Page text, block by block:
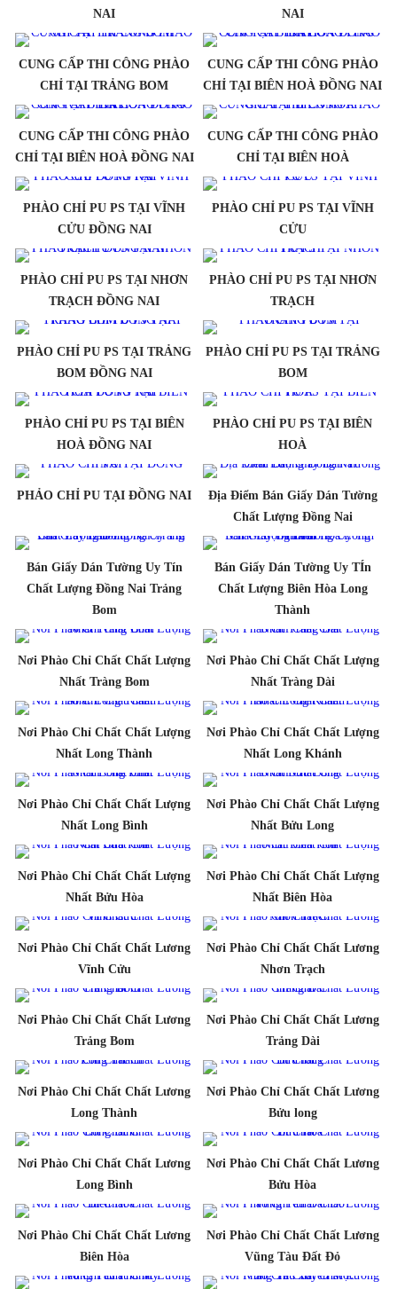
NAI NAI
CUNG CẤP THI CÔNG PHÀO
CHỈ TẠI TRẢNG BOM
CUNG CẤP THI CÔNG PHÀO
CHỈ TẠI BIÊN HOÀ ĐỒNG NAI
CUNG CẤP THI CÔNG PHÀO
CHỈ TẠI BIÊN HOÀ ĐỒNG NAI
CUNG CẤP THI CÔNG PHÀO
CHỈ TẠI BIÊN HOÀ
PHÀO CHỈ PU PS TẠI VĨNH
CỬU ĐỒNG NAI
PHÀO CHỈ PU PS TẠI VĨNH
CỬU
PHÀO CHỈ PU PS TẠI NHƠN
TRẠCH ĐỒNG NAI
PHÀO CHỈ PU PS TẠI NHƠN
TRẠCH
PHÀO CHỈ PU PS TẠI TRẢNG
BOM ĐỒNG NAI
PHÀO CHỈ PU PS TẠI TRẢNG
BOM
PHÀO CHỈ PU PS TẠI BIÊN
HOÀ ĐỒNG NAI
PHÀO CHỈ PU PS TẠI BIÊN
HOÀ
PHẢO CHỈ PU TẠI ĐỒNG NAI
Địa Điểm Bán Giấy Dán Tường
Chất Lượng Đồng Nai
Bán Giấy Dán Tường Uy Tín
Chất Lượng Đồng Nai Trảng
Bom
Bán Giấy Dán Tường Uy TÍn
Chất Lượng Biên Hòa Long
Thành
Nơi Phào Chỉ Chất Chất Lượng
Nhất Tràng Bom
Nơi Phào Chỉ Chất Chất Lượng
Nhất Tràng Dài
Nơi Phào Chỉ Chất Chất Lượng
Nhất Long Thành
Nơi Phào Chỉ Chất Chất Lượng
Nhất Long Khánh
Nơi Phào Chỉ Chất Chất Lượng
Nhất Long Bình
Nơi Phào Chỉ Chất Chất Lượng
Nhất Bửu Long
Nơi Phào Chỉ Chất Chất Lượng
Nhất Bửu Hòa
Nơi Phào Chỉ Chất Chất Lượng
Nhất Biên Hòa
Nơi Phào Chỉ Chất Chất Lương
Vĩnh Cửu
Nơi Phào Chỉ Chất Chất Lương
Nhơn Trạch
Nơi Phào Chỉ Chất Chất Lương
Trảng Bom
Nơi Phào Chỉ Chất Chất Lương
Trảng Dài
Nơi Phào Chỉ Chất Chất Lương
Long Thành
Nơi Phào Chỉ Chất Chất Lương
Bửu long
Nơi Phào Chỉ Chất Chất Lương
Long Bình
Nơi Phào Chỉ Chất Chất Lương
Bửu Hòa
Nơi Phào Chỉ Chất Chất Lương
Biên Hòa
Nơi Phào Chỉ Chất Chất Lương
Vũng Tàu Đất Đỏ